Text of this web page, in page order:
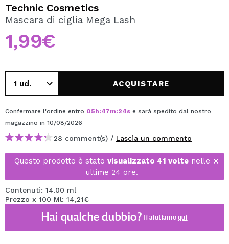
Creando un account su Maquibeauty.it potrai fare i tuoi
acquisti velocemente, controllare lo stato dei tuoi ordini e
consultare le tue operazioni precedenti.
CREARE UN ACCOUNT
Technic Cosmetics
Mascara di ciglia Mega Lash
1,99€
ACQUISTARE
Confermare l'ordine entro 05h:47m:24s e sarà spedito dal nostro
magazzino in 10/08/2026
28 comment(s) / Lascia un commento
Questo prodotto è stato visualizzato 41 voltenelle
ultime 24 ore.
Contenuti: 14.00 ml
Prezzo x 100 Ml: 14,21€
Hai qualche dubbio?Ti aiutiamoqui